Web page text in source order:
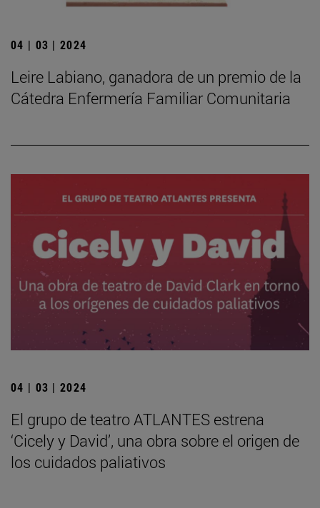
04 | 03 | 2024
Leire Labiano, ganadora de un premio de la
Cátedra Enfermería Familiar Comunitaria
04 | 03 | 2024
El grupo de teatro ATLANTES estrena
‘Cicely y David’, una obra sobre el origen de
los cuidados paliativos